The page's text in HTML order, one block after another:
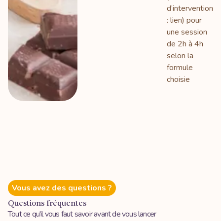
d’intervention
: lien) pour
une session
de 2h à 4h
selon la
formule
choisie
Vous avez des questions ?
Questions fréquentes
Tout ce qu'il vous faut savoir avant de vous lancer